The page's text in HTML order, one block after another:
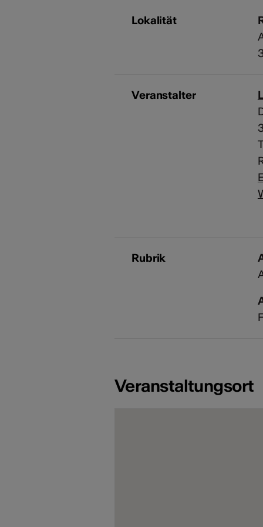
Lokalität
Veranstalter
Rubrik
Veranstaltungsort